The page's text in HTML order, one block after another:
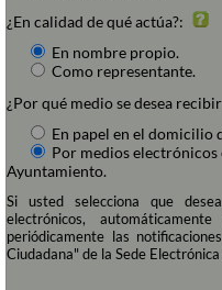
¿En calidad de qué actúa?:
En nombre propio.
Como representante.
¿Por qué medio se desea
En papel en el domicilio
Por medios electrónicos
Ayuntamiento.
Si usted selecciona que
electrónicos,
periódicamente las
Ciudadana" de la Sede